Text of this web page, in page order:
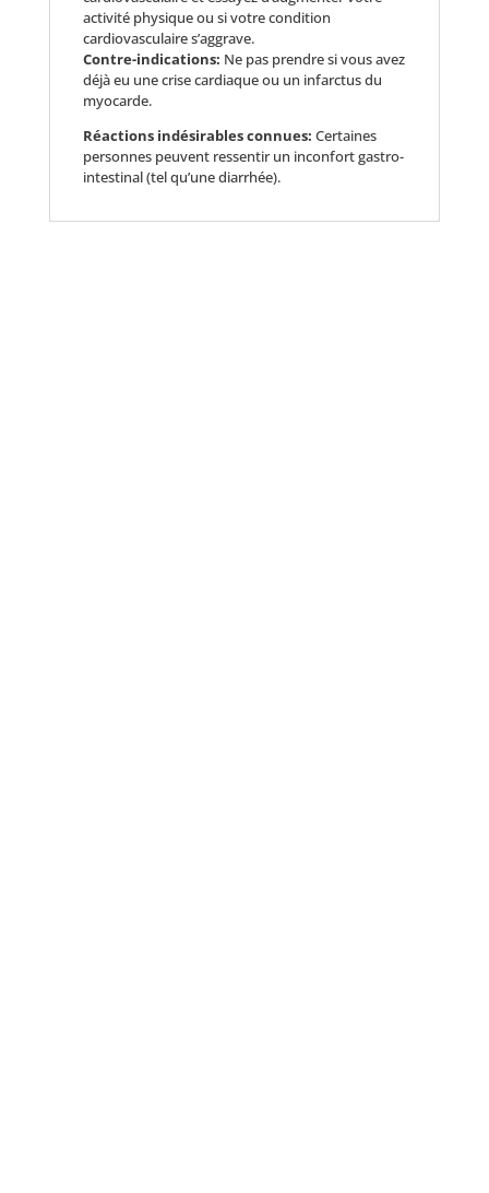
activité physique ou si votre condition
cardiovasculaire s’aggrave.
Contre-indications: Ne pas prendre si vous avez
déjà eu une crise cardiaque ou un infarctus du
myocarde.
Réactions indésirables connues: Certaines
personnes peuvent ressentir un inconfort gastro-
intestinal (tel qu’une diarrhée).